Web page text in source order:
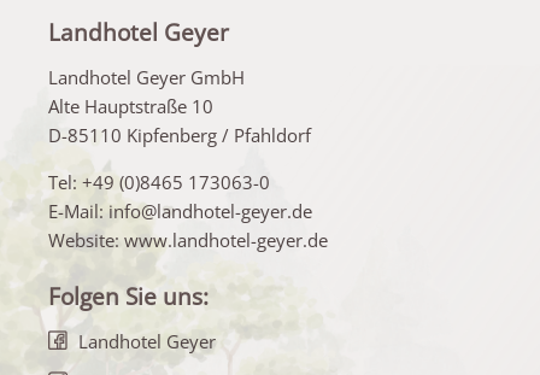
Landhotel Geyer
Landhotel Geyer GmbH
Alte Hauptstraße 10
D-85110 Kipfenberg / Pfahldorf
Tel: +49 (0)8465 173063-0
E-Mail: info@landhotel-geyer.de
Website: www.landhotel-geyer.de
Folgen Sie uns:
Landhotel Geyer